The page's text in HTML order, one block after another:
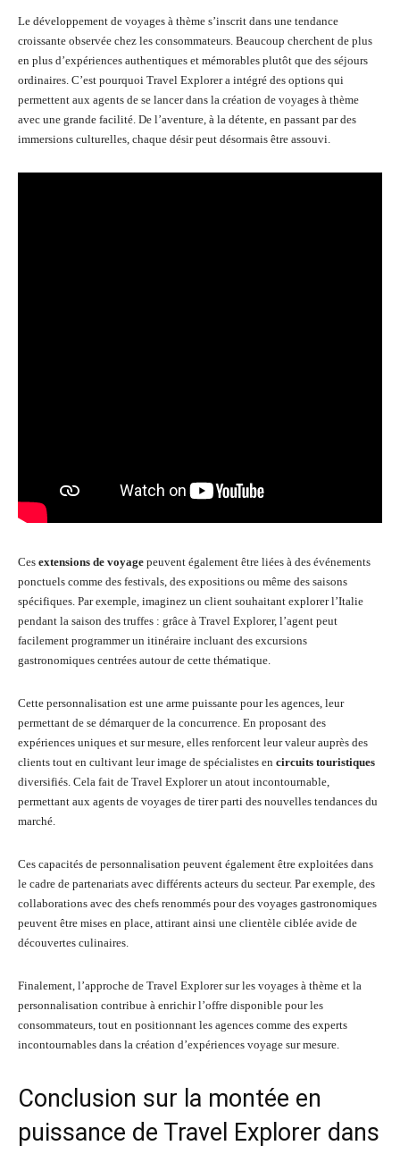
Le développement de voyages à thème s’inscrit dans une tendance
croissante observée chez les consommateurs. Beaucoup cherchent de plus
en plus d’expériences authentiques et mémorables plutôt que des séjours
ordinaires. C’est pourquoi Travel Explorer a intégré des options qui
permettent aux agents de se lancer dans la création de voyages à thème
avec une grande facilité. De l’aventure, à la détente, en passant par des
immersions culturelles, chaque désir peut désormais être assouvi.
Ces extensions de voyage peuvent également être liées à des événements
ponctuels comme des festivals, des expositions ou même des saisons
spécifiques. Par exemple, imaginez un client souhaitant explorer l’Italie
pendant la saison des truffes : grâce à Travel Explorer, l’agent peut
facilement programmer un itinéraire incluant des excursions
gastronomiques centrées autour de cette thématique.
Cette personnalisation est une arme puissante pour les agences, leur
permettant de se démarquer de la concurrence. En proposant des
expériences uniques et sur mesure, elles renforcent leur valeur auprès des
clients tout en cultivant leur image de spécialistes en circuits touristiques
diversifiés. Cela fait de Travel Explorer un atout incontournable,
permettant aux agents de voyages de tirer parti des nouvelles tendances du
marché.
Ces capacités de personnalisation peuvent également être exploitées dans
le cadre de partenariats avec différents acteurs du secteur. Par exemple, des
collaborations avec des chefs renommés pour des voyages gastronomiques
peuvent être mises en place, attirant ainsi une clientèle ciblée avide de
découvertes culinaires.
Finalement, l’approche de Travel Explorer sur les voyages à thème et la
personnalisation contribue à enrichir l’offre disponible pour les
consommateurs, tout en positionnant les agences comme des experts
incontournables dans la création d’expériences voyage sur mesure.
Conclusion sur la montée en
puissance de Travel Explorer dans